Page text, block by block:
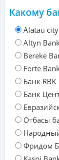
Какому
Alatau
Altyn
Bereke
Forte
Банк RBK
Банк
Отбасы
Фридом